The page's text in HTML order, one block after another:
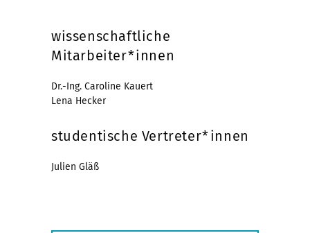
wissenschaftliche
Mitarbeiter*innen
Dr.-Ing. Caroline Kauert
Lena Hecker
studentische Vertreter*innen
Julien Gläß